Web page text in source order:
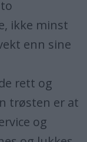
ikke minst
enn sine
rett og
trøsten er at
og